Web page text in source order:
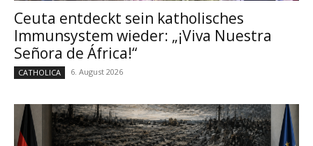
Ceuta entdeckt sein katholisches
Immunsystem wieder: „¡Viva Nuestra
Señora de África!“
CATHOLICA 6. August 2026